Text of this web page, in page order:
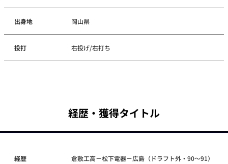
出身地 岡山県
投打 右投げ/右打ち
経歴・獲得タイトル
経歴 倉敷工高－松下電器－広島（ドラフト外・90～91）